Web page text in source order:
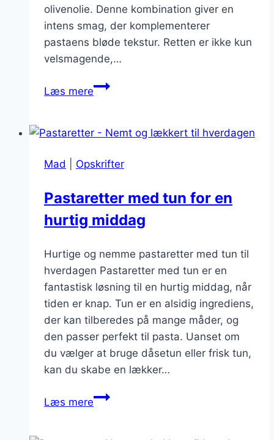
olivenolie. Denne kombination giver en
intens smag, der komplementerer
pastaens bløde tekstur. Retten er ikke kun
velsmagende,…
Læs merePastaretter
hurtig
velsmagende
Mad Opskrifter
Pastaretter med tun for en
hurtig middag
Hurtige og nemme pastaretter med tun til
hverdagen Pastaretter med tun er en
fantastisk løsning til en hurtig middag, når
tiden er knap. Tun er en alsidig ingrediens,
der kan tilberedes på mange måder, og
den passer perfekt til pasta. Uanset om
du vælger at bruge dåsetun eller frisk tun,
kan du skabe en lækker…
Læs merePastaretter